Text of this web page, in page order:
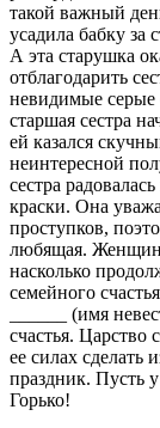
такой важный
усадила бабку за
А эта старушка
отблагодарить
невидимые
старшая сестра
ей казался
неинтересной
сестра
краски. Она
проступков,
любящая.
насколько
семейного
______ (имя
счастья.
ее силах сделать
праздник. Пусть
Горько!